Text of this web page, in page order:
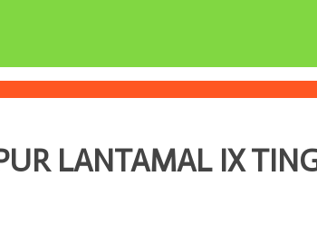
LANTAMAL IX